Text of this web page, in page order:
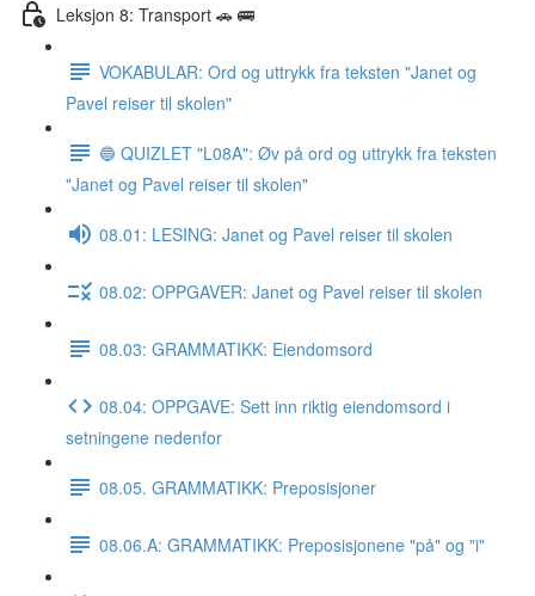
Leksjon 8: Transport 🚗 🚌
VOKABULAR: Ord og uttrykk fra teksten "Janet og
Pavel reiser til skolen"
🔵 QUIZLET "L08A": Øv på ord og uttrykk fra teksten
"Janet og Pavel reiser til skolen"
08.01: LESING: Janet og Pavel reiser til skolen
08.02: OPPGAVER: Janet og Pavel reiser til skolen
08.03: GRAMMATIKK: Eiendomsord
08.04: OPPGAVE: Sett inn riktig eiendomsord i
setningene nedenfor
08.05. GRAMMATIKK: Preposisjoner
08.06.A: GRAMMATIKK: Preposisjonene "på" og "i"